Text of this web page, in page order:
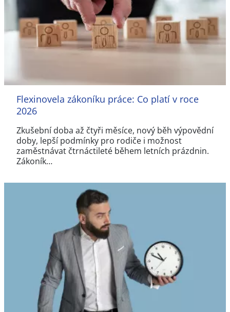
Flexinovela zákoníku práce: Co platí v roce
2026
Zkušební doba až čtyři měsíce, nový běh výpovědní
doby, lepší podmínky pro rodiče i možnost
zaměstnávat čtrnáctileté během letních prázdnin.
Zákoník…